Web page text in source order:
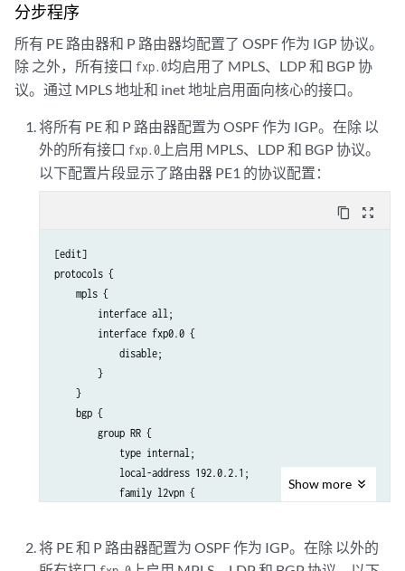
分步程序
所有 PE 路由器和 P 路由器均配置了 OSPF 作为 IGP 协议。
除 之外，所有接口 fxp.0均启用了 MPLS、LDP 和 BGP 协
议。通过 MPLS 地址和 inet 地址启用面向核心的接口。
将所有 PE 和 P 路由器配置为 OSPF 作为 IGP。在除 以
外的所有接口 fxp.0 上启用 MPLS、LDP 和 BGP 协议。
以下配置片段显示了路由器 PE1 的协议配置：
content_copy zoom_out_map
[edit]
protocols {
    mpls {
        interface all;
        interface fxp0.0 {
            disable;
        }
    }
    bgp {
        group RR {
            type internal;
            local-address 192.0.2.1;
            family l2vpn {
            neighbor 192.0.2.7;
Show more
将 PE 和 P 路由器配置为 OSPF 作为 IGP。在除 以外的